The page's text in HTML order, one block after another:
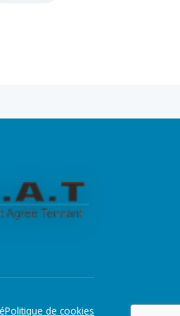
Politique de cookies